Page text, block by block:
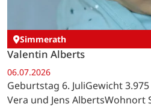
Simmerath
Valentin Alberts
06.07.2026
Geburtstag 6. JuliGewicht
Vera und Jens AlbertsWohnort